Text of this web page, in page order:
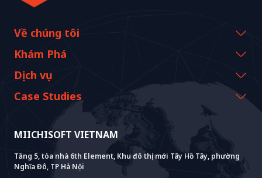
MIICHISOFT VIETNAM
Tầng 5, tòa nhà 6th Element, Khu đô thị mới Tây Hồ Tây, phường
Nghĩa Đô, TP Hà Nội
Về chúng tôi
Thông tin công ty
Thông điệp từ CEO
Lịch sử và cột mốc
Giá trị bền vững
Khám Phá
Sự kiện & Webinars
Tài nguyên Miichisoft
Tin tức Miichisoft
FAQ
Dịch vụ
AI CO-CREATION
Phát Triển AI PoC
Core Lab
System Lab
Power Lab
AI+ SOLUTIONS
AI+ Products
Meet AI+
AI+ Package
VIETNAM BRIDGE
Mô Hình BOT
Case Studies
Thành tựu
Phỏng vấn khách hàng